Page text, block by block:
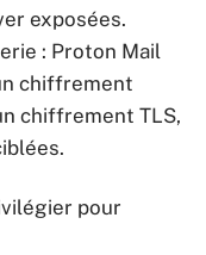
exposées.
: Proton Mail
chiffrement
chiffrement TLS,
pour